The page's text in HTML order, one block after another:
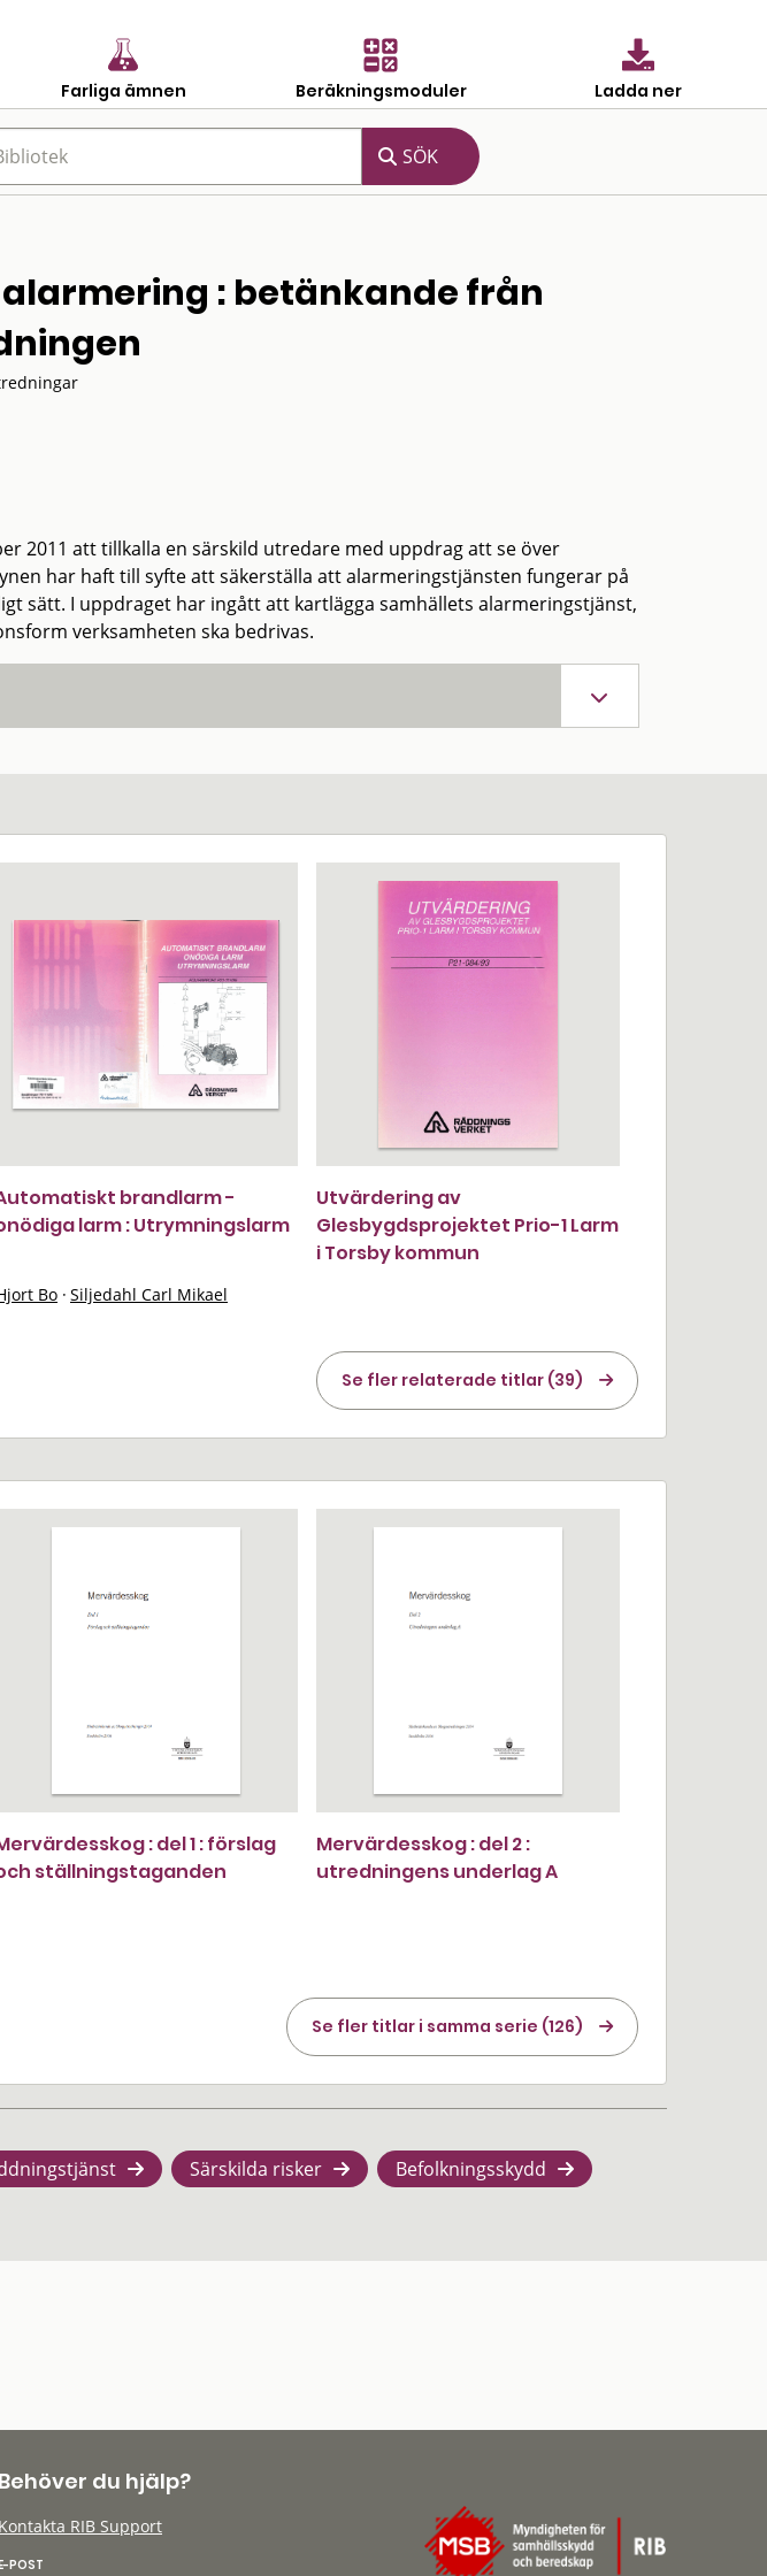
Farliga ämnen Beräkningsmoduler Ladda ner
: betänkande från
2011 att tillkalla en särskild utredare med uppdrag att se över
har haft till syfte att säkerställa att alarmeringstjänsten fungerar på
sätt. I uppdraget har ingått att kartlägga samhällets alarmeringstjänst,
verksamheten ska bedrivas.
brandlarm -
larm : Utrymningslarm
Bo · Siljedahl Carl Mikael
Utvärdering av
Glesbygdsprojektet Prio-1 Larm
i Torsby kommun
Se fler relaterade titlar (39)
: del 1 : förslag
ställningstaganden
Mervärdesskog : del 2 :
utredningens underlag A
Se fler titlar i samma serie (126)
Särskilda risker Befolkningsskydd
Behöver du hjälp?
Kontakta RIB Support
POST